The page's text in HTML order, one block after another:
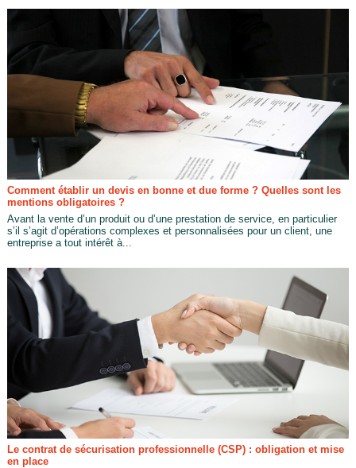
Comment établir un devis en bonne et due forme ? Quelles sont les
mentions obligatoires ?
Avant la vente d’un produit ou d’une prestation de service, en particulier
s’il s’agit d’opérations complexes et personnalisées pour un client, une
entreprise a tout intérêt à...
Le contrat de sécurisation professionnelle (CSP) : obligation et mise
en place